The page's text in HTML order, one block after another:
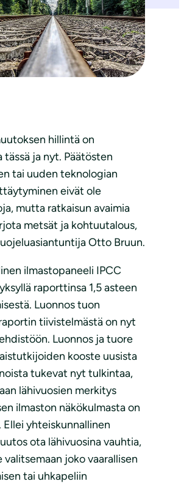
hillintä on
tässä ja nyt. Päätösten
tai uuden teknologian
eivät ole
mutta ratkaisun avaimia
metsät ja kohtuutalous,
Otto Bruun.
ilmastopaneeli IPCC
raporttinsa 1,5 asteen
Luonnos tuon
tiivistelmästä on nyt
Luonnos ja tuore
kooste uusista
tukevat nyt tulkintaa,
lähivuosien merkitys
ilmaston näkökulmasta on
Ellei yhteiskunnallinen
ota lähivuosina vauhtia,
valitsemaan joko vaarallisen
tai uhkapeliin